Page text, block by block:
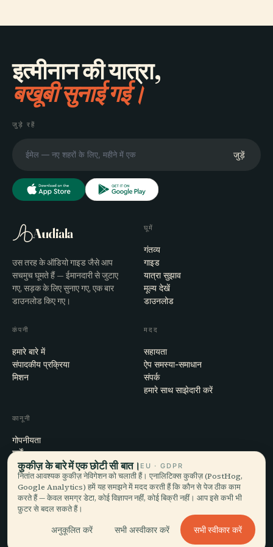
इत्मीनान की यात्रा,
बखूबी सुनाई गई।
जुड़े रहें
जुड़ें
Audiala
उस तरह के ऑडियो गाइड जैसे आप
सचमुच घूमते हैं — ईमानदारी से जुटाए
गए, सड़क के लिए सुनाए गए, एक बार
डाउनलोड किए गए।
घूमें
गंतव्य
गाइड
यात्रा सुझाव
मूल्य देखें
डाउनलोड
कंपनी
हमारे बारे में
संपादकीय प्रक्रिया
मिशन
मदद
सहायता
ऐप समस्या-समाधान
संपर्क
हमारे साथ साझेदारी करें
कानूनी
गोपनीयता
शर्तें
कुकी सेटिंग्स
खाता हटाएँ
© 2026 Audiala · मोर्ज, स्विट्ज़रलैंड में बना, सफ़र पर और बादलों में
iOS · Android · Web
EN · FR · DE · ES · IT · PT · JA · ZH · HI · RU · CS · AR
कुकीज़ के बारे में एक छोटी सी बात। EU · GDPR
नितांत आवश्यक कुकीज़ नेविगेशन को चलाती हैं। एनालिटिक्स कुकीज़ (PostHog,
Google Analytics) हमें यह समझने में मदद करती हैं कि कौन से पेज ठीक काम
करते हैं — केवल समग्र डेटा, कोई विज्ञापन नहीं, कोई बिक्री नहीं। आप इसे कभी भी
फ़ुटर से बदल सकते हैं।
अनुकूलित करें सभी अस्वीकार करें सभी स्वीकार करें